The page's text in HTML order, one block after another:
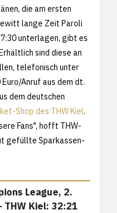
die am ersten
lange Zeit Paroli
unterlagen, gibt es
sind diese an
telefonisch unter
Anruf aus dem dt.
dem deutschen
Shop des THW Kiel.
Fans", hofft THW-
gefüllte Sparkassen-
League, 2.
THW Kiel: 32:21